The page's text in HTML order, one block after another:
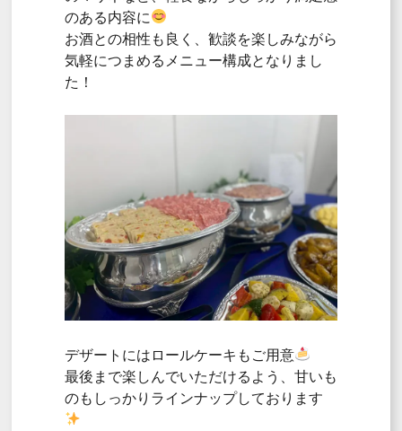
のある内容に
お酒との相性も良く、歓談を楽しみながら
気軽につまめるメニュー構成となりまし
た！
デザートにはロールケーキもご用意
最後まで楽しんでいただけるよう、甘いも
のもしっかりラインナップしております